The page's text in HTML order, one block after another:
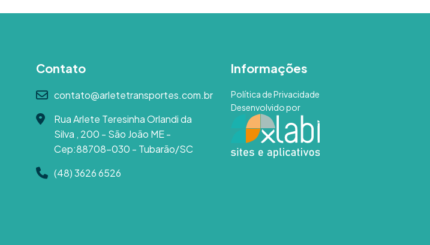
Contato
contato@arletetransportes.com.br
Rua Arlete Teresinha Orlandi da
Silva , 200 - São João ME -
Cep:88708-030 - Tubarão/SC
(48) 3626 6526
Informações
Política de Privacidade
Desenvolvido por